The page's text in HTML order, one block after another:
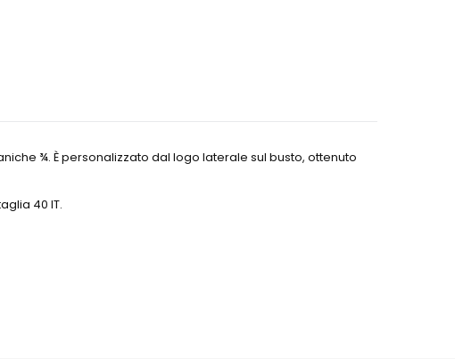
¾. È personalizzato dal logo laterale sul busto, ottenuto
40 IT.